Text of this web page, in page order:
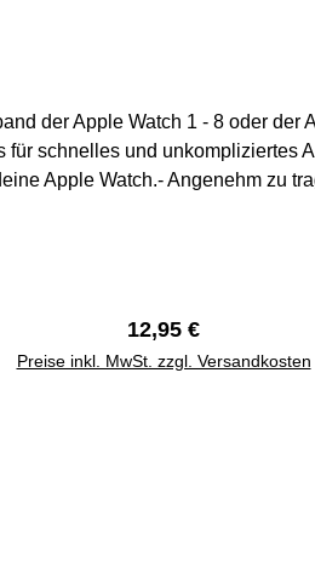
der Apple Watch 1 - 8 oder
schnelles und unkompliziertes
Apple Watch.- Angenehm zu
Regulärer Preis:
12,95 €
Preise inkl. MwSt. zzgl. Versandkosten